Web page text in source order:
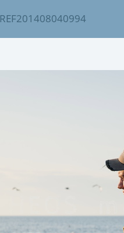
REF201408040994